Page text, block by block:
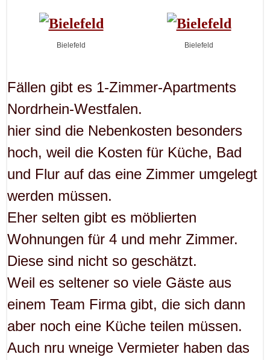
Bielefeld Bielefeld
Fällen gibt es 1-Zimmer-Apartments
Nordrhein-Westfalen.
hier sind die Nebenkosten besonders
hoch, weil die Kosten für Küche, Bad
und Flur auf das eine Zimmer umgelegt
werden müssen.
Eher selten gibt es möblierten
Wohnungen für 4 und mehr Zimmer.
Diese sind nicht so geschätzt.
Weil es seltener so viele Gäste aus
einem Team Firma gibt, die sich dann
aber noch eine Küche teilen müssen.
Auch nru wneige Vermieter haben das